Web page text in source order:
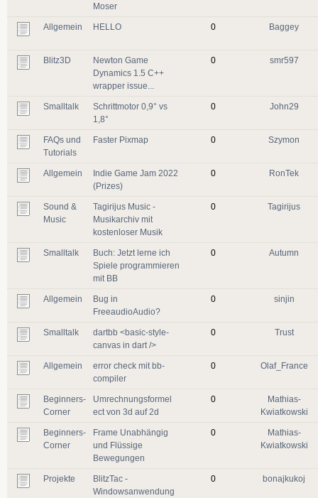
Moser
Allgemein HELLO 0 Baggey
Blitz3D
Newton Game
Dynamics 1.5 C++
wrapper issue...
0 smr597
Smalltalk
Schrittmotor 0,9° vs
1,8°
0 John29
FAQs und
Tutorials
Faster Pixmap 0 Szymon
Allgemein
Indie Game Jam 2022
(Prizes)
0 RonTek
Sound &
Music
Tagirijus Music -
Musikarchiv mit
kostenloser Musik
0 Tagirijus
Smalltalk
Buch: Jetzt lerne ich
Spiele programmieren
mit BB
0 Autumn
Allgemein
Bug in
FreeaudioAudio?
0 sinjin
Smalltalk
dartbb <basic-style-
canvas in dart />
0 Trust
Allgemein
error check mit bb-
compiler
0 Olaf_France
Beginners-
Corner
Umrechnungsformel
ect von 3d auf 2d
0
Mathias-
Kwiatkowski
Beginners-
Corner
Frame Unabhängig
und Flüssige
Bewegungen
0
Mathias-
Kwiatkowski
Projekte
BlitzTac -
Windowsanwendung
0 bonajkukoj